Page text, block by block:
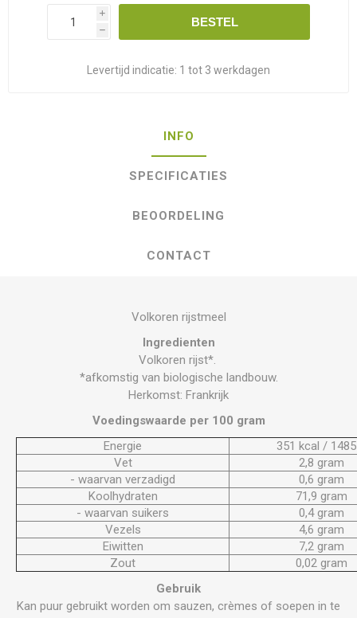
i
h
BESTEL
Levertijd indicatie: 1 tot 3 werkdagen
INFO
SPECIFICATIES
BEOORDELING
CONTACT
Volkoren rijstmeel
Ingredienten
Volkoren rijst*.
*afkomstig van biologische landbouw.
Herkomst: Frankrijk
Voedingswaarde per 100 gram
Energie
351 kcal /
Vet
2,8 gram
- waarvan verzadigd
0,6 gram
Koolhydraten
71,9 gram
- waarvan suikers
0,4 gram
Vezels
4,6 gram
Eiwitten
7,2 gram
Zout
0,02 gram
Gebruik
Kan puur gebruikt worden om sauzen, crèmes of soepen in te